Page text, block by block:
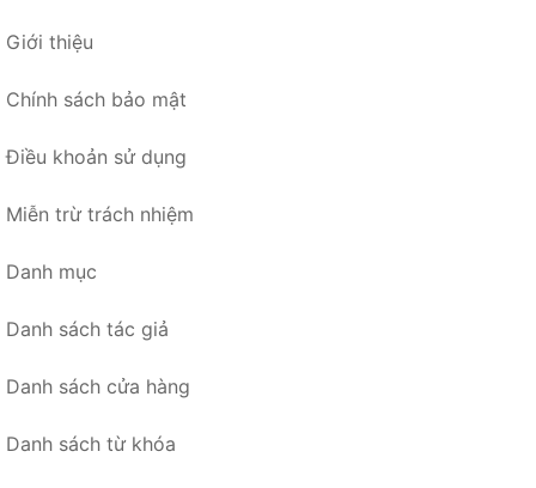
Giới thiệu
Chính sách bảo mật
Điều khoản sử dụng
Miễn trừ trách nhiệm
Danh mục
Danh sách tác giả
Danh sách cửa hàng
Danh sách từ khóa